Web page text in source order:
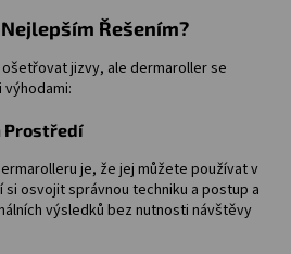
Řešením?
jizvy, ale dermaroller se
Prostředí
je, že jej můžete používat v
osvojit správnou techniku a postup a
výsledků bez nutnosti návštěvy